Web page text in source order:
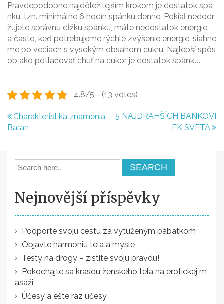
Pravdepodobne najdôležitejším krokom je dostatok spá
nku, tzn. minimálne 6 hodín spánku denne. Pokiaľ nedodr
žujete správnu dĺžku spánku, máte nedostatok energie
a často, keď potrebujeme rýchle zvýšenie energie, siahne
me po veciach s vysokým obsahom cukru. Najlepší spôs
ob ako potlačovať chuť na cukor je dostatok spánku.
4.8/5 - (13 votes)
N
a
p
o
Charakteristika znamenia
Baran
5 NAJDRAHŠÍCH BANKOVI
EK SVETA
Nejnovější příspěvky
Podporte svoju cestu za vytúženým bábätkom
Objavte harmóniu tela a mysle
Testy na drogy – zistite svoju pravdu!
Pokochajte sa krásou ženského tela na erotickej m
asáži
Účesy a ešte raz účesy